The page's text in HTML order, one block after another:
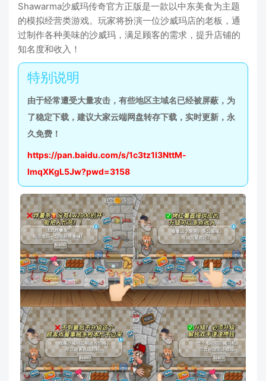
Shawarma沙威玛传奇官方正版是一款以中东美食为主题
的模拟经营类游戏。玩家将扮演一位沙威玛店的老板，通
过制作各种美味的沙威玛，满足顾客的需求，提升店铺的
知名度和收入！
由于经常遭受大量攻击，有些地区主域名已经被屏蔽，为
了稳定下载，建议大家云端网盘转存下载，实时更新，永
久免费！
https://pan.baidu.com/s/1c3tz1I3NttM-
lmqXKgL5Jw?pwd=3158